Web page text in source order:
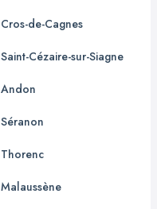
Cros-de-Cagnes
Saint-Cézaire-sur-Siagne
Andon
Séranon
Thorenc
Malaussène